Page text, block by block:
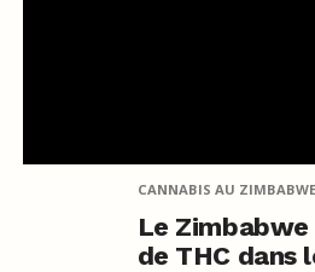
CANNABIS AU ZIMBABWE
Le
de THC dans